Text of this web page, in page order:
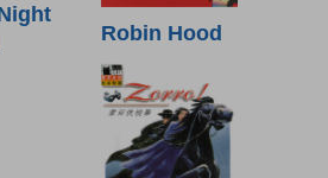
Robin Hood